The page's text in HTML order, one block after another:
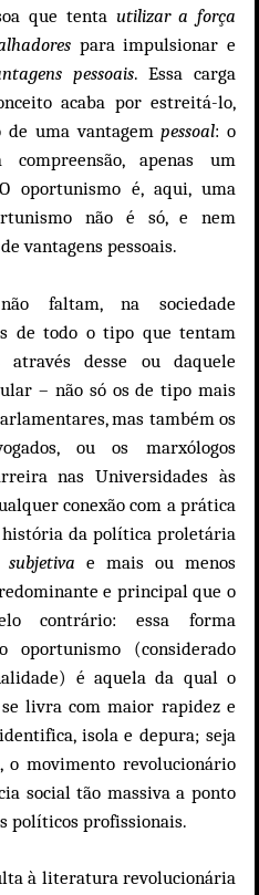
que tenta utilizar a força
para impulsionar e
pessoais. Essa carga
acaba por estreitá-lo,
de uma vantagempessoal: o
compreensão, apenas um
oportunismo é, aqui, uma
não é só, e nem
vantagens pessoais.
faltam, na sociedade
de todo o tipo que tentam
através desse ou daquele
– não só os de tipo mais
mas também os
ou os marxólogos
nas Universidades às
conexão com a prática
da política proletária
subjetiva e mais ou menos
e principal que o
contrário: essa forma
oportunismo (considerado
é aquela da qual o
livra com maior rapidez e
isola e depura; seja
o movimento revolucionário
social tão massiva a ponto
políticos profissionais.
à literatura revolucionária